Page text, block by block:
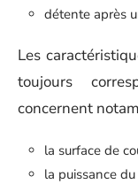
détente après
Les
toujours
concernent
la surface de
la puissance